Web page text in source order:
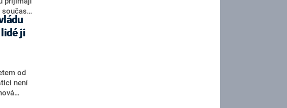
za
trojice
dosud
ji
od
není